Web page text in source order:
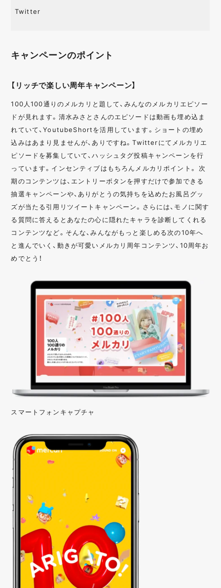
Twitter
キャンペーンのポイント
【リッチで楽しい周年キャンペーン】
100人100通りのメルカリと題して、みんなのメルカリエピソー
ドが見れます。清水みさとさんのエピソードは動画も埋め込ま
れていて、YoutubeShortを活用しています。ショートの埋め
込みはあまり見ませんが、ありですね。Twitterにてメルカリエ
ピソードを募集していて、ハッシュタグ投稿キャンペーンを行
っています。インセンティブはもちろんメルカリポイント。 次
期のコンテンツは、エントリーボタンを押すだけで参加できる
抽選キャンペーンや、ありがとうの気持ちを込めたお風呂グッ
ズが当たる引用リツイートキャンペーン。さらには、モノに関す
る質問に答えるとあなたの心に隠れたキャラを診断してくれる
コンテンツなど。そんな、みんながもっと楽しめる次の10年へ
と進んでいく、動きが可愛いメルカリ周年コンテンツ、10周年お
めでとう！
スマートフォンキャプチャ